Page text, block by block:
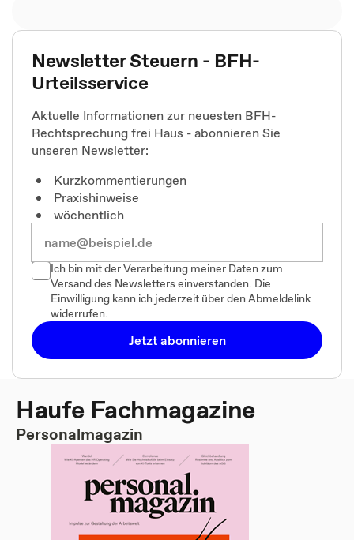
Newsletter Steuern - BFH-
Urteilsservice
Aktuelle Informationen zur neuesten BFH-
Rechtsprechung frei Haus - abonnieren Sie
unseren Newsletter:
Kurzkommentierungen
Praxishinweise
wöchentlich
Ich bin mit der Verarbeitung meiner Daten zum
Versand des Newsletters einverstanden. Die
Einwilligung kann ich jederzeit über den Abmeldelink
widerrufen.
Jetzt abonnieren
Haufe Fachmagazine
Personalmagazin